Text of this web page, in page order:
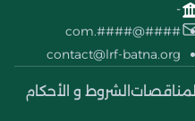
-
####@####.com
contact@lrf-batna.org
المناقصات الشروط و الأحكام